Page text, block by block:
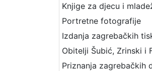
Knjige za djecu i
Portretne fotografije